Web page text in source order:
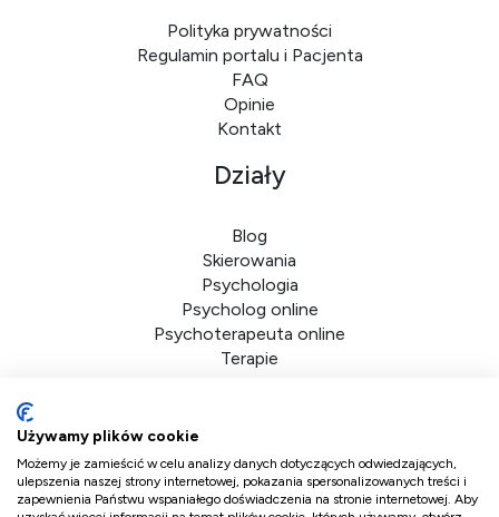
Polityka prywatności
Regulamin portalu i Pacjenta
FAQ
Opinie
Kontakt
Działy
Blog
Skierowania
Psychologia
Psycholog online
Psychoterapeuta online
Terapie
DoktorPlus sp. z o.o.
ul. Bolkowska 2d/41
Używamy plików cookie
Możemy je zamieścić w celu analizy danych dotyczących odwiedzających,
ulepszenia naszej strony internetowej, pokazania spersonalizowanych treści i
zapewnienia Państwu wspaniałego doświadczenia na stronie internetowej. Aby